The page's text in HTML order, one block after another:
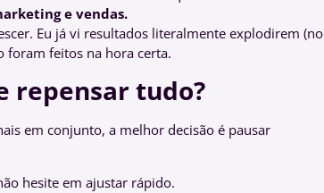
e vendas.
Eu já vi resultados literalmente explodirem (no
foram feitos na hora certa.
repensar tudo?
em conjunto, a melhor decisão é pausar
hesite em ajustar rápido.